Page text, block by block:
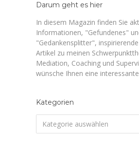
Darum geht es hier
In diesem Magazin finden Sie
Informationen, "Gefundenes"
"Gedankensplitter",
Artikel zu meinen
Mediation, Coaching und
wünsche Ihnen eine
Kategorien
Kategorie auswählen